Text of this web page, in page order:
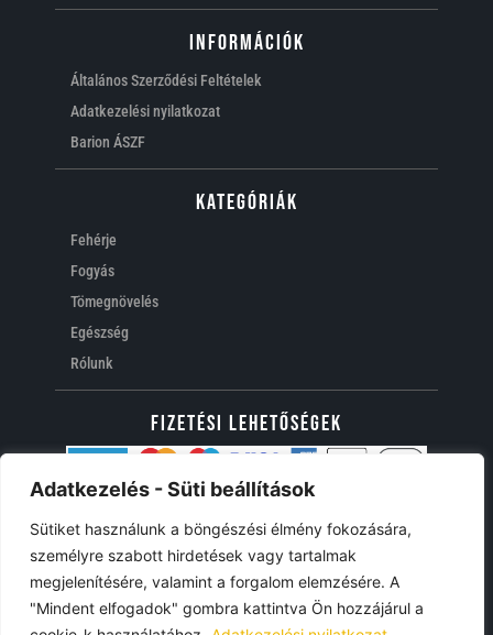
Adatkezelés - Süti beállítások
Sütiket használunk a böngészési élmény fokozására,
személyre szabott hirdetések vagy tartalmak
megjelenítésére, valamint a forgalom elemzésére. A
"Mindent elfogadok" gombra kattintva Ön hozzájárul a
Információk
Általános Szerződési Feltételek
Adatkezelési nyilatkozat
Barion ÁSZF
Kategóriák
Fehérje
Fogyás
Tömegnövelés
Egészség
Rólunk
FIZETÉSI LEHETŐSÉGEK
Feliratkozással folyamatos információkat kaphatsz akcióinkról.